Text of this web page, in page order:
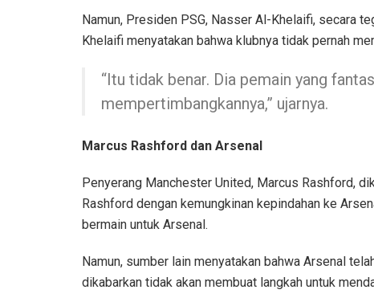
Namun, Presiden PSG, Nasser Al-Khelaifi, secara
Khelaifi menyatakan bahwa klubnya tidak pernah
“Itu tidak benar. Dia pemain yang
mempertimbangkannya,” ujarnya.
Marcus Rashford dan Arsenal
Penyerang Manchester United, Marcus Rashford,
Rashford dengan kemungkinan kepindahan ke
bermain untuk Arsenal.
Namun, sumber lain menyatakan bahwa Arsenal
dikabarkan tidak akan membuat langkah untuk